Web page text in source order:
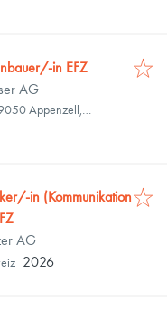
in EFZ
AG
Appenzell,
in (Kommunikation
AG
2026